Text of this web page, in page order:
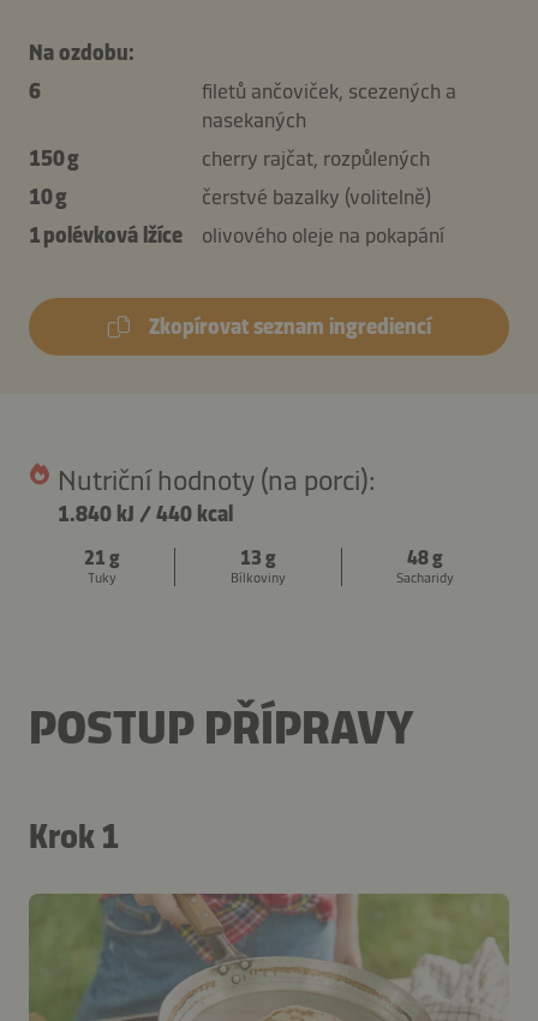
Na ozdobu:
6
filetů ančoviček, scezených a
nasekaných
150 g
cherry rajčat, rozpůlených
10 g
čerstvé bazalky (volitelně)
1 polévková lžíce
olivového oleje na pokapání
Zkopírovat seznam ingrediencí
Nutriční hodnoty (na porci):
1.840 kJ /440 kcal
21 g
Tuky
13 g
Bílkoviny
48 g
Sacharidy
POSTUP PŘÍPRAVY
Krok 1